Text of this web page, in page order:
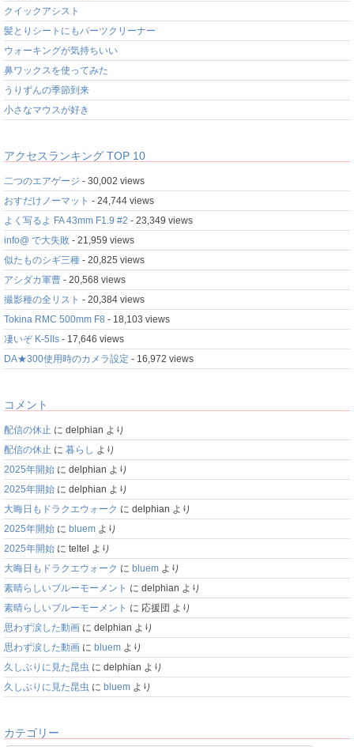
クイックアシスト
髪とりシートにもパーツクリーナー
ウォーキングが気持ちいい
鼻ワックスを使ってみた
うりずんの季節到来
小さなマウスが好き
アクセスランキング TOP 10
二つのエアゲージ - 30,002 views
おすだけノーマット - 24,744 views
よく写るよ FA 43mm F1.9 #2 - 23,349 views
info@ で大失敗 - 21,959 views
似たものシギ三種 - 20,825 views
アシダカ軍曹 - 20,568 views
撮影種の全リスト - 20,384 views
Tokina RMC 500mm F8 - 18,103 views
凄いぞ K-5IIs - 17,646 views
DA★300使用時のカメラ設定 - 16,972 views
コメント
配信の休止 に delphian より
配信の休止 に 暮らし より
2025年開始 に delphian より
2025年開始 に delphian より
大晦日もドラクエウォーク に delphian より
2025年開始 に bluem より
2025年開始 に teltel より
大晦日もドラクエウォーク に bluem より
素晴らしいブルーモーメント に delphian より
素晴らしいブルーモーメント に 応援団 より
思わず涙した動画 に delphian より
思わず涙した動画 に bluem より
久しぶりに見た昆虫 に delphian より
久しぶりに見た昆虫 に bluem より
カテゴリー